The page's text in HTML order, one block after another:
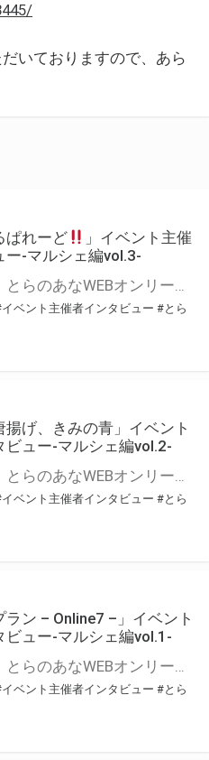
いておりますので、あら
ぱれーど
」イベント主催
ー-マルシェ編vol.3-
こんにちは、とらのあなWEBオンリー運営スタッフです。 新たにお届けする、イベント主催者インタビュー-マルシェ編-は、 とらのあなWEBオンリー「マルシェ」をご利用した主催様に 「マルシェ」を使って開催した感想や心がけをお聞きする企画です。 今回は、WEBオンリー初開催「つるみかるぱれーど
ベント主催者インタビュー #とら
揚げ、きみの青」イベント
ビュー-マルシェ編vol.2-
こんにちは、とらのあなWEBオンリー運営スタッフです。 新たにお届けする、イベント主催者インタビュー-マルシェ編-は、 とらのあなWEBオンリー「マルシェ」をご利用の主催様に 「マルシェ」を使ってイベントを開催した感想や心がけをお聞きする企画です。 今回は、WEBオンリー初開催「駄菓子と唐揚げ、きみの青」より、 主催のぎこ六屋様にお話を伺いました。 協力：ぎこ六屋様／イベント公式Twitter（@krkgwks） とらのあなWEBオンリー「マルシェ」とは？ WEBオンリーでリアルタイムでコミュニケーションがとれるオンライン会場です。
ベント主催者インタビュー #とら
ラン – Online7 –」イベント
ビュー-マルシェ編vol.1-
こんにちは、とらのあなWEBオンリー運営スタッフです。 新たにお届けする、イベント主催者インタビュー-マルシェ編-は、 とらのあなWEBオンリー「マルシェ」をご利用した主催様に 「マルシェ」を使って開催した感想や心がけをお聞きする企画です。 今回は、WEBオンリー開催7回目迎えた「マレシルプラン – Online7 –」より、 主催の玉川うた様にお話を伺いました。 ▼マレシルプランのインタビュー前回記事 「イベント主催者インタビュー vol.6」はこちら 協力：玉川うた様（マレシルプラン実行委員会 代表）／イベント公式Twitter（@mallesil_plan） とらのあなWEBオンリー「マルシェ」とは？ WEBオンリーでリアルタイムでコミュニケーションがとれるオンライン会場です。
ベント主催者インタビュー #とら